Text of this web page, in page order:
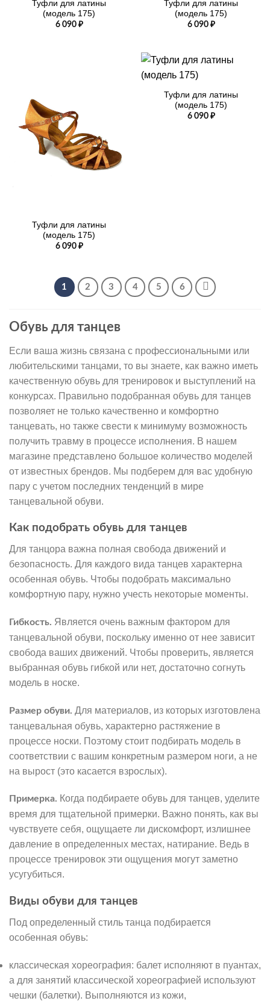
Туфли для латины
(модель 175)
6 090 ₽
Туфли для латины
(модель 175)
6 090 ₽
Туфли для латины
(модель 175)
6 090 ₽
Туфли для латины
(модель 175)
6 090 ₽
1 2 3 4 5 6
Обувь для танцев
Если ваша жизнь связана с профессиональными или
любительскими танцами, то вы знаете, как важно иметь
качественную обувь для тренировок и выступлений на
конкурсах. Правильно подобранная обувь для танцев
позволяет не только качественно и комфортно
танцевать, но также свести к минимуму возможность
получить травму в процессе исполнения. В нашем
магазине представлено большое количество моделей
от известных брендов. Мы подберем для вас удобную
пару с учетом последних тенденций в мире
танцевальной обуви.
Как подобрать обувь для танцев
Для танцора важна полная свобода движений и
безопасность. Для каждого вида танцев характерна
особенная обувь. Чтобы подобрать максимально
комфортную пару, нужно учесть некоторые моменты.
Гибкость. Является очень важным фактором для
танцевальной обуви, поскольку именно от нее зависит
свобода ваших движений. Чтобы проверить, является
выбранная обувь гибкой или нет, достаточно согнуть
модель в носке.
Размер обуви. Для материалов, из которых изготовлена
танцевальная обувь, характерно растяжение в
процессе носки. Поэтому стоит подбирать модель в
соответствии с вашим конкретным размером ноги, а не
на вырост (это касается взрослых).
Примерка. Когда подбираете обувь для танцев, уделите
время для тщательной примерки. Важно понять, как вы
чувствуете себя, ощущаете ли дискомфорт, излишнее
давление в определенных местах, натирание. Ведь в
процессе тренировок эти ощущения могут заметно
усугубиться.
Виды обуви для танцев
Под определенный стиль танца подбирается
особенная обувь:
классическая хореография: балет исполняют в пуантах,
а для занятий классической хореографией используют
чешки (балетки). Выполняются из кожи,